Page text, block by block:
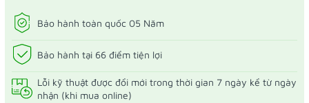
Bảo hành toàn quốc 05 Năm
Bảo hành tại 66 điểm tiện lợi
Lỗi kỹ thuật được đổi mới trong thời gian 7 ngày kể từ ngày
nhận (khi mua online)